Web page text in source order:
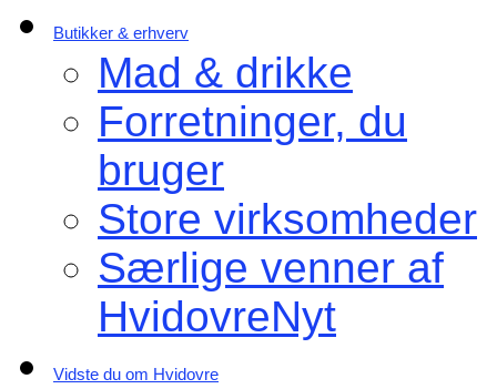
Butikker & erhverv
Mad & drikke
Forretninger, du
bruger
Store virksomheder
Særlige venner af
HvidovreNyt
Vidste du om Hvidovre